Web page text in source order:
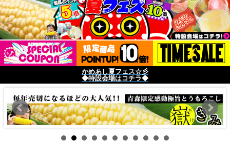
かめあし夏フェス☆彡
◆特設会場はコチラ◆